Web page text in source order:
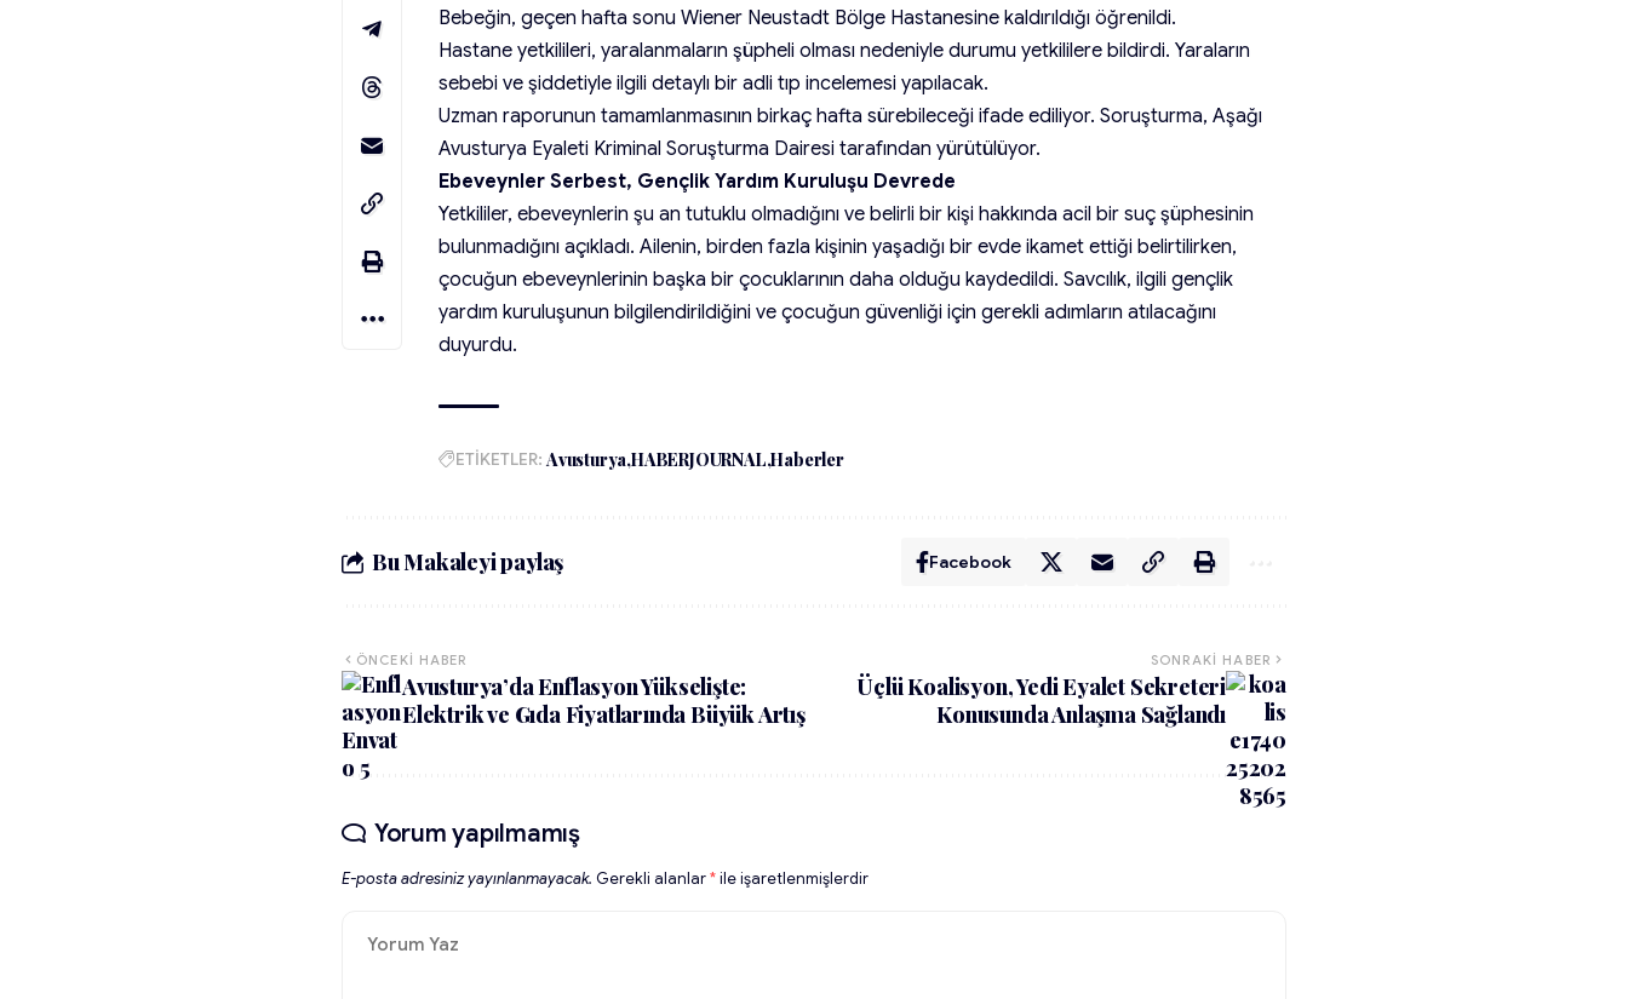
Bebeğin, geçen hafta sonu Wiener Neustadt Bölge Hastanesine kaldırıldığı öğrenildi.
Hastane yetkilileri, yaralanmaların şüpheli olması nedeniyle durumu yetkililere bildirdi. Yaraların
sebebi ve şiddetiyle ilgili detaylı bir adli tıp incelemesi yapılacak.
Uzman raporunun tamamlanmasının birkaç hafta sürebileceği ifade ediliyor. Soruşturma, Aşağı
Avusturya Eyaleti Kriminal Soruşturma Dairesi tarafından yürütülüyor.
Ebeveynler Serbest, Gençlik Yardım Kuruluşu Devrede
Yetkililer, ebeveynlerin şu an tutuklu olmadığını ve belirli bir kişi hakkında acil bir suç şüphesinin
bulunmadığını açıkladı. Ailenin, birden fazla kişinin yaşadığı bir evde ikamet ettiği belirtilirken,
çocuğun ebeveynlerinin başka bir çocuklarının daha olduğu kaydedildi. Savcılık, ilgili gençlik
yardım kuruluşunun bilgilendirildiğini ve çocuğun güvenliği için gerekli adımların atılacağını
duyurdu.
ETİKETLER: Avusturya HABERJOURNAL Haberler
Bu Makaleyi paylaş Facebook
ÖNCEKI HABER
Avusturya’da Enflasyon Yükselişte:
Elektrik ve Gıda Fiyatlarında Büyük Artış
SONRAKI HABER
Üçlü Koalisyon, Yedi Eyalet Sekreteri
Konusunda Anlaşma Sağlandı
Yorum yapılmamış
E-posta adresiniz yayınlanmayacak. Gerekli alanlar*ile işaretlenmişlerdir